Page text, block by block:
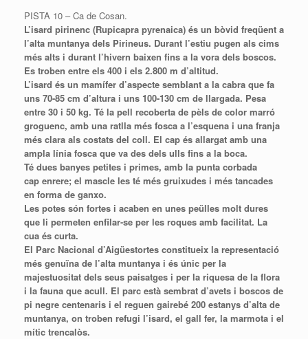
PISTA 10 – Ca de Cosan.
L’isard pirinenc (Rupicapra pyrenaica) és un bòvid freqüent a
l’alta muntanya dels Pirineus. Durant l’estiu pugen als cims
més alts i durant l’hivern baixen fins a la vora dels boscos.
Es troben entre els 400 i els 2.800 m d’altitud.
L’isard és un mamífer d’aspecte semblant a la cabra que fa
uns 70-85 cm d’altura i uns 100-130 cm de llargada. Pesa
entre 30 i 50 kg. Té la pell recoberta de pèls de color marró
groguenc, amb una ratlla més fosca a l’esquena i una franja
més clara als costats del coll. El cap és allargat amb una
ampla línia fosca que va des dels ulls fins a la boca.
Té dues banyes petites i primes, amb la punta corbada
cap enrere; el mascle les té més gruixudes i més tancades
en forma de ganxo.
Les potes són fortes i acaben en unes peülles molt dures
que li permeten enfilar-se per les roques amb facilitat. La
cua és curta.
El Parc Nacional d’Aigüestortes constitueix la representació
més genuïna de l’alta muntanya i és únic per la
majestuositat dels seus paisatges i per la riquesa de la flora
i la fauna que acull. El parc està sembrat d’avets i boscos de
pi negre centenaris i el reguen gairebé 200 estanys d’alta de
muntanya, on troben refugi l’isard, el gall fer, la marmota i el
mític trencalòs.